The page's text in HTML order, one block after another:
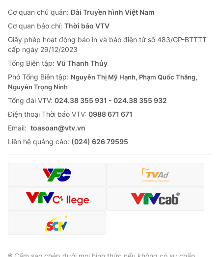
Cơ quan chủ quản:Đài Truyền hình Việt Nam
Cơ quan báo chí: Thời báo VTV
Giấy phép hoạt động báo in và báo điện tử số 483/GP-BTTTT
cấp ngày 29/12/2023
Tổng Biên tập: Vũ Thanh Thủy
Phó Tổng Biên tập: Nguyễn Thị Mỹ Hạnh, Phạm Quốc Thắng,
Nguyễn Trọng Ninh
Tổng đài VTV: 024.38 355 931 - 024.38 355 932
Ðiện thoại Thời báo VTV: 0988 671 671
Email: toasoan@vtv.vn
Liên hệ quảng cáo: (024) 626 79595